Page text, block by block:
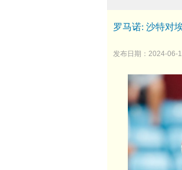
罗马诺: 沙特对
发布日期：2024-